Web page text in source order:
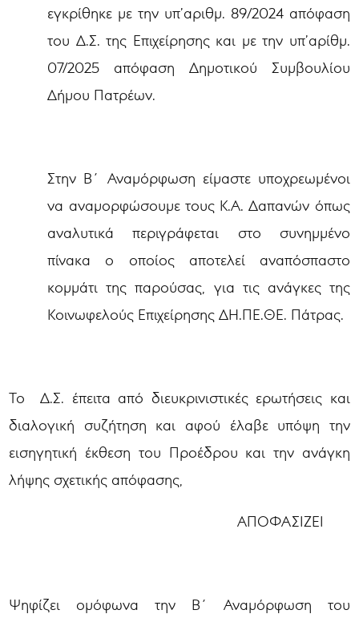
εγκρίθηκε με την υπ’αριθμ. 89/2024 απόφαση
του Δ.Σ. της Επιχείρησης και με την υπ’αρίθμ.
07/2025 απόφαση Δημοτικού Συμβουλίου
Δήμου Πατρέων.
Στην Β΄ Αναμόρφωση είμαστε υποχρεωμένοι
να αναμορφώσουμε τους Κ.Α. Δαπανών όπως
αναλυτικά περιγράφεται στο συνημμένο
πίνακα ο οποίος αποτελεί αναπόσπαστο
κομμάτι της παρούσας, για τις ανάγκες της
Κοινωφελούς Επιχείρησης ΔΗ.ΠΕ.ΘΕ. Πάτρας.
Το Δ.Σ. έπειτα από διευκρινιστικές ερωτήσεις και
διαλογική συζήτηση και αφού έλαβε υπόψη την
εισηγητική έκθεση του Προέδρου και την ανάγκη
λήψης σχετικής απόφασης,
ΑΠΟΦΑΣΙΖΕΙ
Ψηφίζει ομόφωνα την Β΄ Αναμόρφωση του